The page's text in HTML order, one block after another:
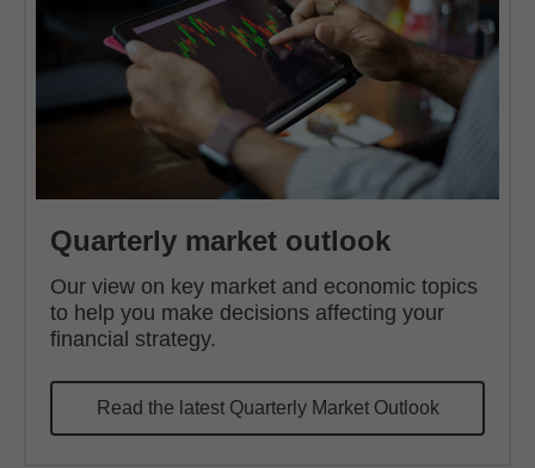
Quarterly market outlook
Our view on key market and economic topics
to help you make decisions affecting your
financial strategy.
Read the latest Quarterly Market Outlook